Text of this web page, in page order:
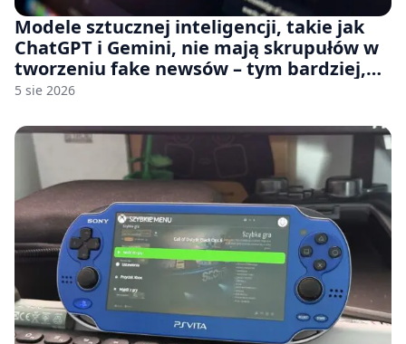
Modele sztucznej inteligencji, takie jak
ChatGPT i Gemini, nie mają skrupułów w
tworzeniu fake newsów – tym bardziej,
jeśli rozmawiasz z nimi po polsku
5 sie 2026